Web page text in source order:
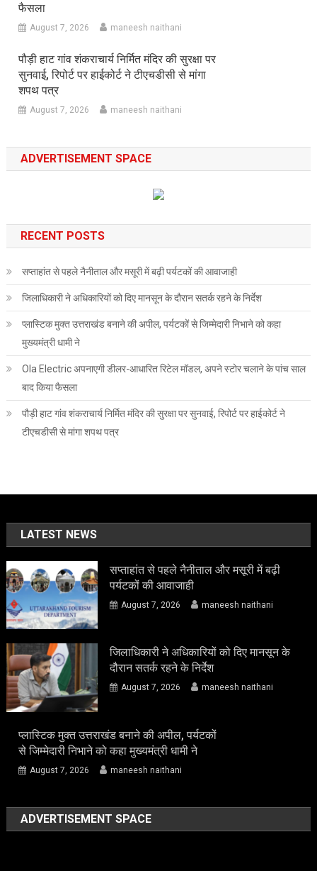
फैसला
August 7, 2026 maneesh naithani
पौड़ी हाट गांव शंकराचार्य निर्मित मंदिर की सुरक्षा पर
सुनवाई, रिपोर्ट पर हाईकोर्ट ने टीएचडीसी से मांगा
शपथ पत्र
August 7, 2026 maneesh naithani
ADVERTISEMENT SPACE
RECENT POSTS
सप्ताहांत से पहले नैनीताल और मसूरी में बढ़ी पर्यटकों की आवाजाही
जिलाधिकारी ने अधिकारियों को दिए मानसून के दौरान सतर्क रहने के निर्देश
प्लास्टिक मुक्त उत्तराखंड बनाने की अपील, पर्यटकों से जिम्मेदारी निभाने को कहा
मुख्यमंत्री धामी ने
Ola Electric अपनाएगी डीलर-आधारित रिटेल मॉडल, अपने स्टोर चलाने के पांच साल
बाद किया फैसला
पौड़ी हाट गांव शंकराचार्य निर्मित मंदिर की सुरक्षा पर सुनवाई, रिपोर्ट पर हाईकोर्ट ने
टीएचडीसी से मांगा शपथ पत्र
LATEST NEWS
सप्ताहांत से पहले नैनीताल और मसूरी में बढ़ी
पर्यटकों की आवाजाही
August 7, 2026 maneesh naithani
जिलाधिकारी ने अधिकारियों को दिए मानसून के
दौरान सतर्क रहने के निर्देश
August 7, 2026 maneesh naithani
प्लास्टिक मुक्त उत्तराखंड बनाने की अपील, पर्यटकों
से जिम्मेदारी निभाने को कहा मुख्यमंत्री धामी ने
August 7, 2026 maneesh naithani
ADVERTISEMENT SPACE